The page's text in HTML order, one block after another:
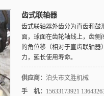
齿式联轴器
齿式联轴器外齿分为直齿和鼓
面，球面在齿轮轴线上，齿侧
的角位移（相对于直齿联轴
力，延长使用寿命。
供应商： 泊头市文胜机械
手 机： 15633173921